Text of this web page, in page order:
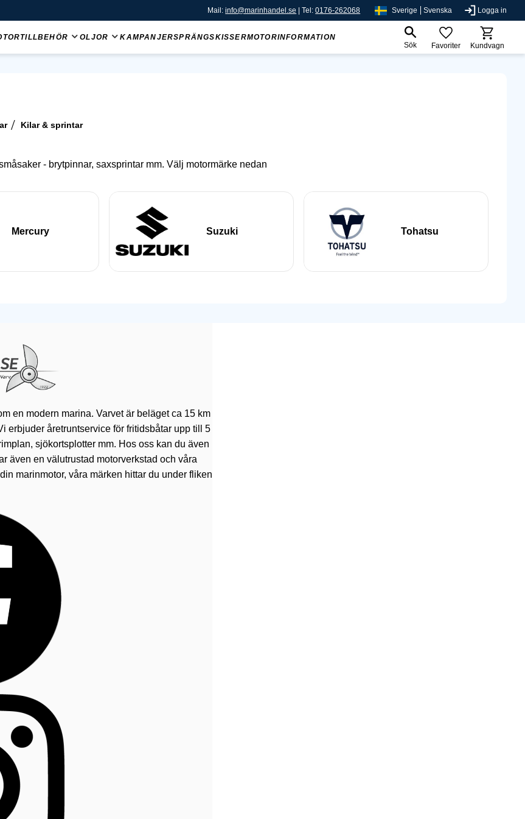
Mail:info@marinhandel.se | Tel:0176-262068 Sverige Svenska Logga in
OLJOR KAMPANJERSPRÄNGSKISSERMOTORINFORMATION
Sök
Favoriter Kundvagn
Kilar & sprintar
- brytpinnar, saxsprintar mm. Välj motormärke nedan
Mercury Suzuki Tohatsu
en modern marina. Varvet är beläget ca 15 km
erbjuder åretruntservice för fritidsbåtar upp till 5
sjökortsplotter mm. Hos oss kan du även
även en välutrustad motorverkstad och våra
marinmotor, våra märken hittar du under fliken